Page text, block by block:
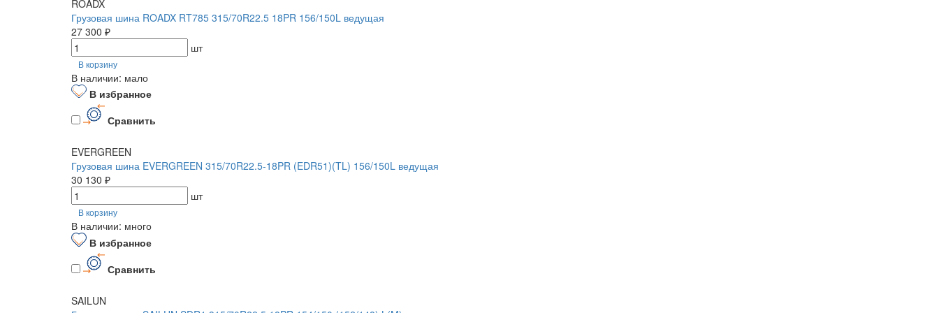
ROADX
Грузовая шина ROADX RT785 315/70R22.5 18PR 156/150L ведущая
27 300 ₽
шт
В корзину
В наличии: мало
В избранное
Сравнить
EVERGREEN
Грузовая шина EVERGREEN 315/70R22.5-18PR (EDR51)(TL) 156/150L ведущая
30 130 ₽
шт
В корзину
В наличии: много
В избранное
Сравнить
SAILUN